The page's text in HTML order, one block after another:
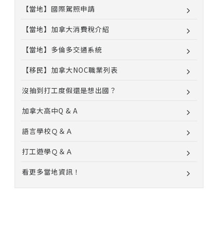
【當地】國際駕照申請
【當地】加拿大消費稅介紹
【當地】多倫多交通系統
【移民】加拿大NOC職業列表
沒抽到打工度假還是想出國？
加拿大高中Q & A
語言學校Ｑ＆Ａ
打工遊學Ｑ＆Ａ
看更多當地資訊！